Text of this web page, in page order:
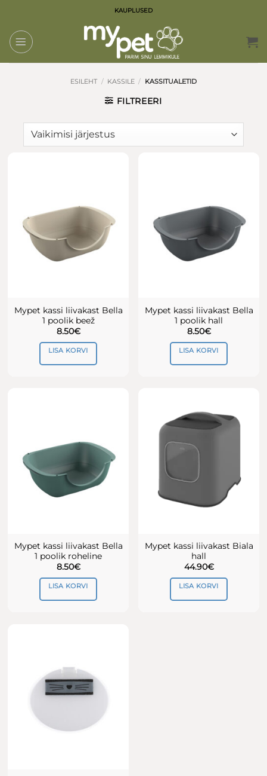
content
KAUPLUSED
ESILEHT / KASSILE / KASSITUALETID
FILTREERI
Mypet kassi liivakast Bella
1 poolik beež
8.50€
LISA KORVI
Mypet kassi liivakast Bella
1 poolik hall
8.50€
LISA KORVI
Mypet kassi liivakast Bella
1 poolik roheline
8.50€
LISA KORVI
Mypet kassi liivakast Biala
hall
44.90€
LISA KORVI